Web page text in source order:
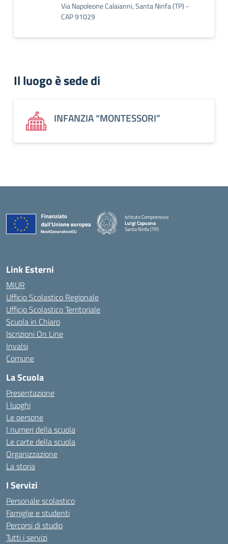
Via Napoleone Calaianni, Santa Ninfa (TP) -
CAP 91029
Il luogo è sede di
INFANZIA “MONTESSORI”
Istituto Comprensivo
Luigi Capuana
Santa Ninfa (TP)
Link Esterni
MIUR
Ufficio Scolastico Regionale
Ufficio Scolastico Territoriale
Scuola in Chiaro
Iscrizioni On Line
Invalsi
Comune
La Scuola
Presentazione
I luoghi
Le persone
I numeri della scuola
Le carte della scuola
Organizzazione
La storia
I Servizi
Personale scolastico
Famiglie e studenti
Percorsi di studio
Tutti i servizi